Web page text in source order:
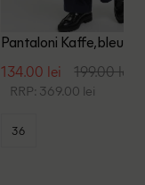
Pantaloni Kaffe,
134.00 lei 199.00 lei
RRP: 369.00 lei
36